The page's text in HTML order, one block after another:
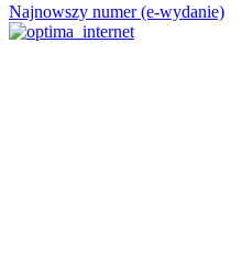
Najnowszy numer (e-wydanie)